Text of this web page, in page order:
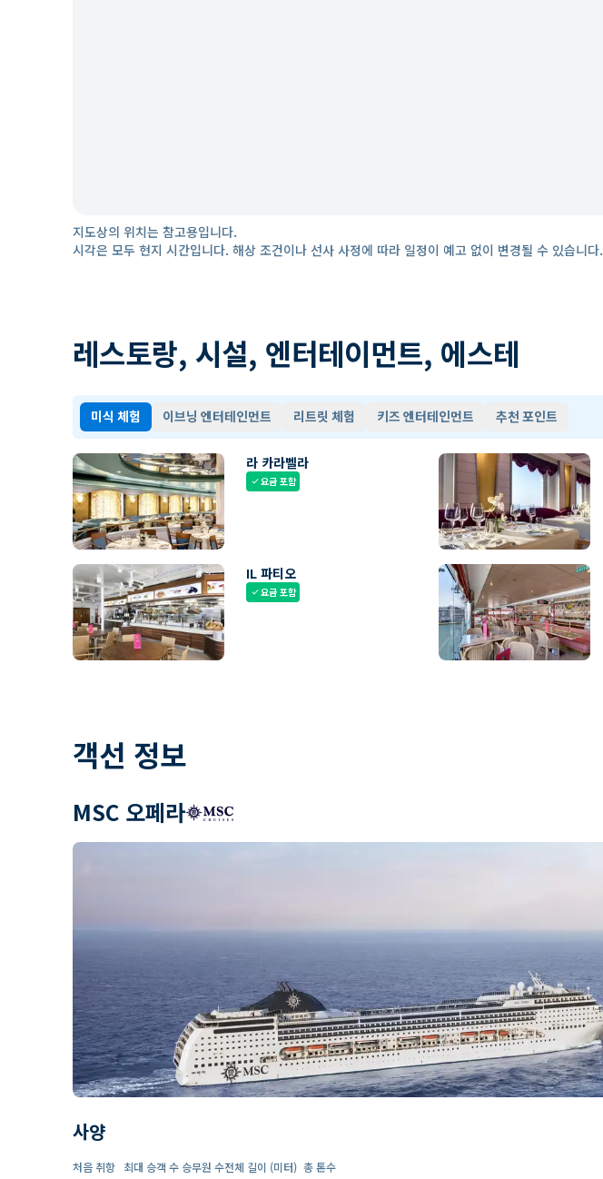
지도상의 위치는 참고용입니다.
시각은 모두 현지 시간입니다. 해상 조건이나 선사 사정에 따라 일정이 예고 없이 변경될 수 있습니다.
레스토랑, 시설, 엔터테이먼트, 에스테
미식 체험 이브닝 엔터테인먼트 리트릿 체험 키즈 엔터테인먼트 추천 포인트
라 카라벨라
check요금 포함
IL 파티오
check요금 포함
객선 정보
MSC 오페라
사양
처음 취항 최대 승객 수 승무원 수전체 길이 (미터) 총 톤수